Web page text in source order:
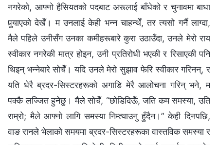
नगरेको, आफ्नो हैसियतको पदबाट अरूलाई बाँधेको र चुनावमा बाधा
पुर्‍याएको देखेँ। म उनलाई केही भन्न चाहन्थेँ, तर त्यसो गर्नै लाग्दा,
मैले पहिले उनीसँग उनका कमीहरूबारे कुरा उठाउँदा, उनले मेरो राय
स्वीकार नगरेकी मात्र होइन, उनी प्रतिरोधी भएकी र रिसाएकी पनि
थिइन् भन्नेबारे सोचेँ। यदि उनले मेरो सुझाव फेरि स्वीकार गरिनन्, र
यति धेरै ब्रदर-सिस्टरहरूको अगाडि मेरै आलोचना गरिन् भने, म
पक्कै लज्जित हुनेछु। मैले सोचेँ, “छोडिदिऊँ, जति कम समस्या, उति
राम्रो; मैले आफ्नो लागि समस्या निम्त्याउनु हुँदैन।” केही दिनपछि,
वाङ रानले भेलाको समयमा ब्रदर-सिस्टरहरूका वास्तविक समस्या र